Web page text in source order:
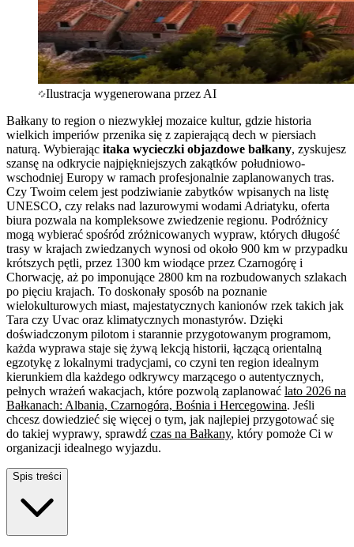
Ilustracja wygenerowana przez AI
Bałkany to region o niezwykłej mozaice kultur, gdzie historia
wielkich imperiów przenika się z zapierającą dech w piersiach
naturą. Wybierając itaka wycieczki objazdowe bałkany, zyskujesz
szansę na odkrycie najpiękniejszych zakątków południowo-
wschodniej Europy w ramach profesjonalnie zaplanowanych tras.
Czy Twoim celem jest podziwianie zabytków wpisanych na listę
UNESCO, czy relaks nad lazurowymi wodami Adriatyku, oferta
biura pozwala na kompleksowe zwiedzenie regionu. Podróżnicy
mogą wybierać spośród zróżnicowanych wypraw, których długość
trasy w krajach zwiedzanych wynosi od około 900 km w przypadku
krótszych pętli, przez 1300 km wiodące przez Czarnogórę i
Chorwację, aż po imponujące 2800 km na rozbudowanych szlakach
po pięciu krajach. To doskonały sposób na poznanie
wielokulturowych miast, majestatycznych kanionów rzek takich jak
Tara czy Uvac oraz klimatycznych monastyrów. Dzięki
doświadczonym pilotom i starannie przygotowanym programom,
każda wyprawa staje się żywą lekcją historii, łączącą orientalną
egzotykę z lokalnymi tradycjami, co czyni ten region idealnym
kierunkiem dla każdego odkrywcy marzącego o autentycznych,
pełnych wrażeń wakacjach, które pozwolą zaplanować lato 2026 na
Bałkanach: Albania, Czarnogóra, Bośnia i Hercegowina. Jeśli
chcesz dowiedzieć się więcej o tym, jak najlepiej przygotować się
do takiej wyprawy, sprawdź czas na Bałkany, który pomoże Ci w
organizacji idealnego wyjazdu.
Spis treści